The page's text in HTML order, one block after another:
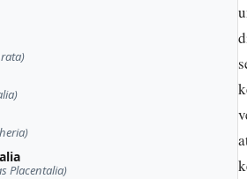
Placentalia)